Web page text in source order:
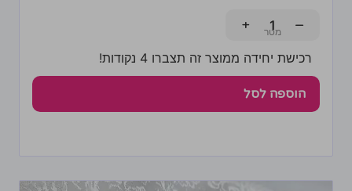
−
+
רכישת יחידה ממוצר זה תצברו 4 נקודות!
הוספה לסל